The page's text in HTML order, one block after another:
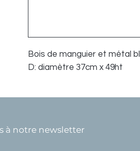
Bois de manguier et métal
D: diamètre 37cm x 49ht
à notre newsletter